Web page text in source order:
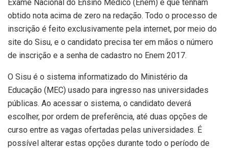
Exame Nacional do Ensino Médico (Enem) e que tenham
obtido nota acima de zero na redação. Todo o processo de
inscrição é feito exclusivamente pela internet, por meio do
site do Sisu, e o candidato precisa ter em mãos o número
de inscrição e a senha de cadastro no Enem 2017.
O Sisu é o sistema informatizado do Ministério da
Educação (MEC) usado para ingresso nas universidades
públicas. Ao acessar o sistema, o candidato deverá
escolher, por ordem de preferência, até duas opções de
curso entre as vagas ofertadas pelas universidades. É
possível alterar estas opções durante todo o período de